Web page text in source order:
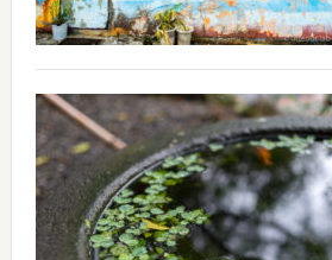
い
美
容
師・
理
容
師
さ